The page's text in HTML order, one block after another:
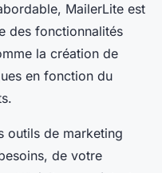
MailerLite est
des fonctionnalités
la création de
en fonction du
outils de marketing
de votre